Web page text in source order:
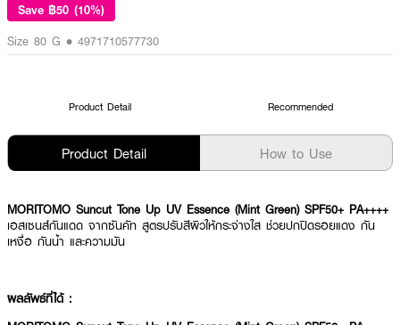
Save ฿50 (10%)
Size 80 G • 4971710577730
Product Detail Recommended
Product Detail How to Use
MORITOMO Suncut Tone Up UV Essence (Mint Green) SPF50+ PA++++
เอสเซนส์กันแดด จากซันคัท สูตรปรับสีผิวให้กระจ่างใส ช่วยปกปิดรอยแดง กัน
เหงื่อ กันน้ำ และความมัน
ผลลัพธ์ที่ได้ :